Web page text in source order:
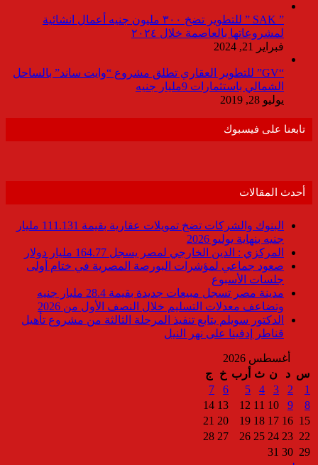
” SAK ” للتطوير تضخ ٣٠٠ مليون جنيه أعمال انشائية
لمشروعاتها بالعاصمة خلال ٢٠٢٤
فبراير 21, 2024
“GV” للتطوير العقاري تطلق مشروع “وايت ساند” بالساحل
الشمالي باستثمارات 9مليار جنيه
يوليو 28, 2019
تابعنا على فيسبوك
أحدث المقالات
البنوك والشركات تضخ تمويلات عقارية بقيمة 111.131 مليار
جنيه بنهاية يوليو 2026
المركزي : الدين الخارجي لمصر يسجل 164.77 مليار دولار
صعود جماعي لمؤشرات البورصة المصرية في ختام أولى
جلسات الأسبوع
مدينة مصر تسجل مبيعات جديدة بقيمة 28.4 مليار جنيه
وتضاعف معدلات التسليم خلال النصف الأول من 2026
الدكتور سويلم يتابع تنفيذ المرحلة الثالثة من مشروع تأهيل
قناطر إدفينا على نهر النيل
أغسطس 2026
س د ن ث أرب خ
ج
1
2
3
4
5
6
7
8
9
10
11
12
13
14
15
16
17
18
19
20
21
22
23
24
25
26
27
28
29
30
31